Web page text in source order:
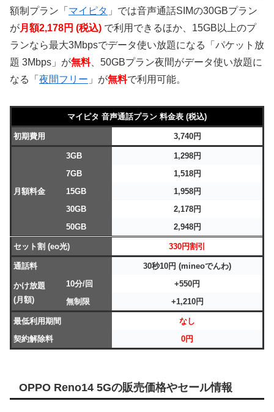
額制プラン「 マイピタ 」では音声通話SIMの30GBプラン
が月額2,178円 (税込) で利用できるほか、15GB以上のプ
ランなら最大3Mbpsでデータ使い放題になる「パケット放
題 3Mbps」が無料、50GBプラン夜間がデータ使い放題に
なる「 夜間フリー 」が無料で利用可能。
マイピタ 音声通話プラン 料金表 (税込)
初期費用 3,740円
月額料金
3GB
1,298円
7GB
1,518円
15GB
1,958円
30GB
2,178円
50GB
2,948円
セット割 (eo光) 330円割引
通話料 30秒10円 (mineoでんわ)
かけ放題
(月額)
10分/回
+550円
無制限
+1,210円
最低利用期間
なし
契約解除料
0円
OPPO Reno14 5Gの販売価格やセール情報